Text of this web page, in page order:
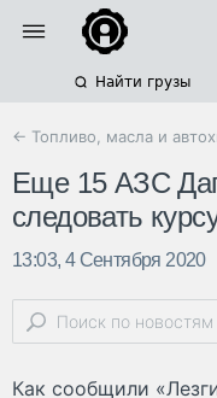
Найти грузы
← Топливо, масла и
Еще 15 АЗС
следовать
13:03, 4 Сентября 2020
Как сообщили